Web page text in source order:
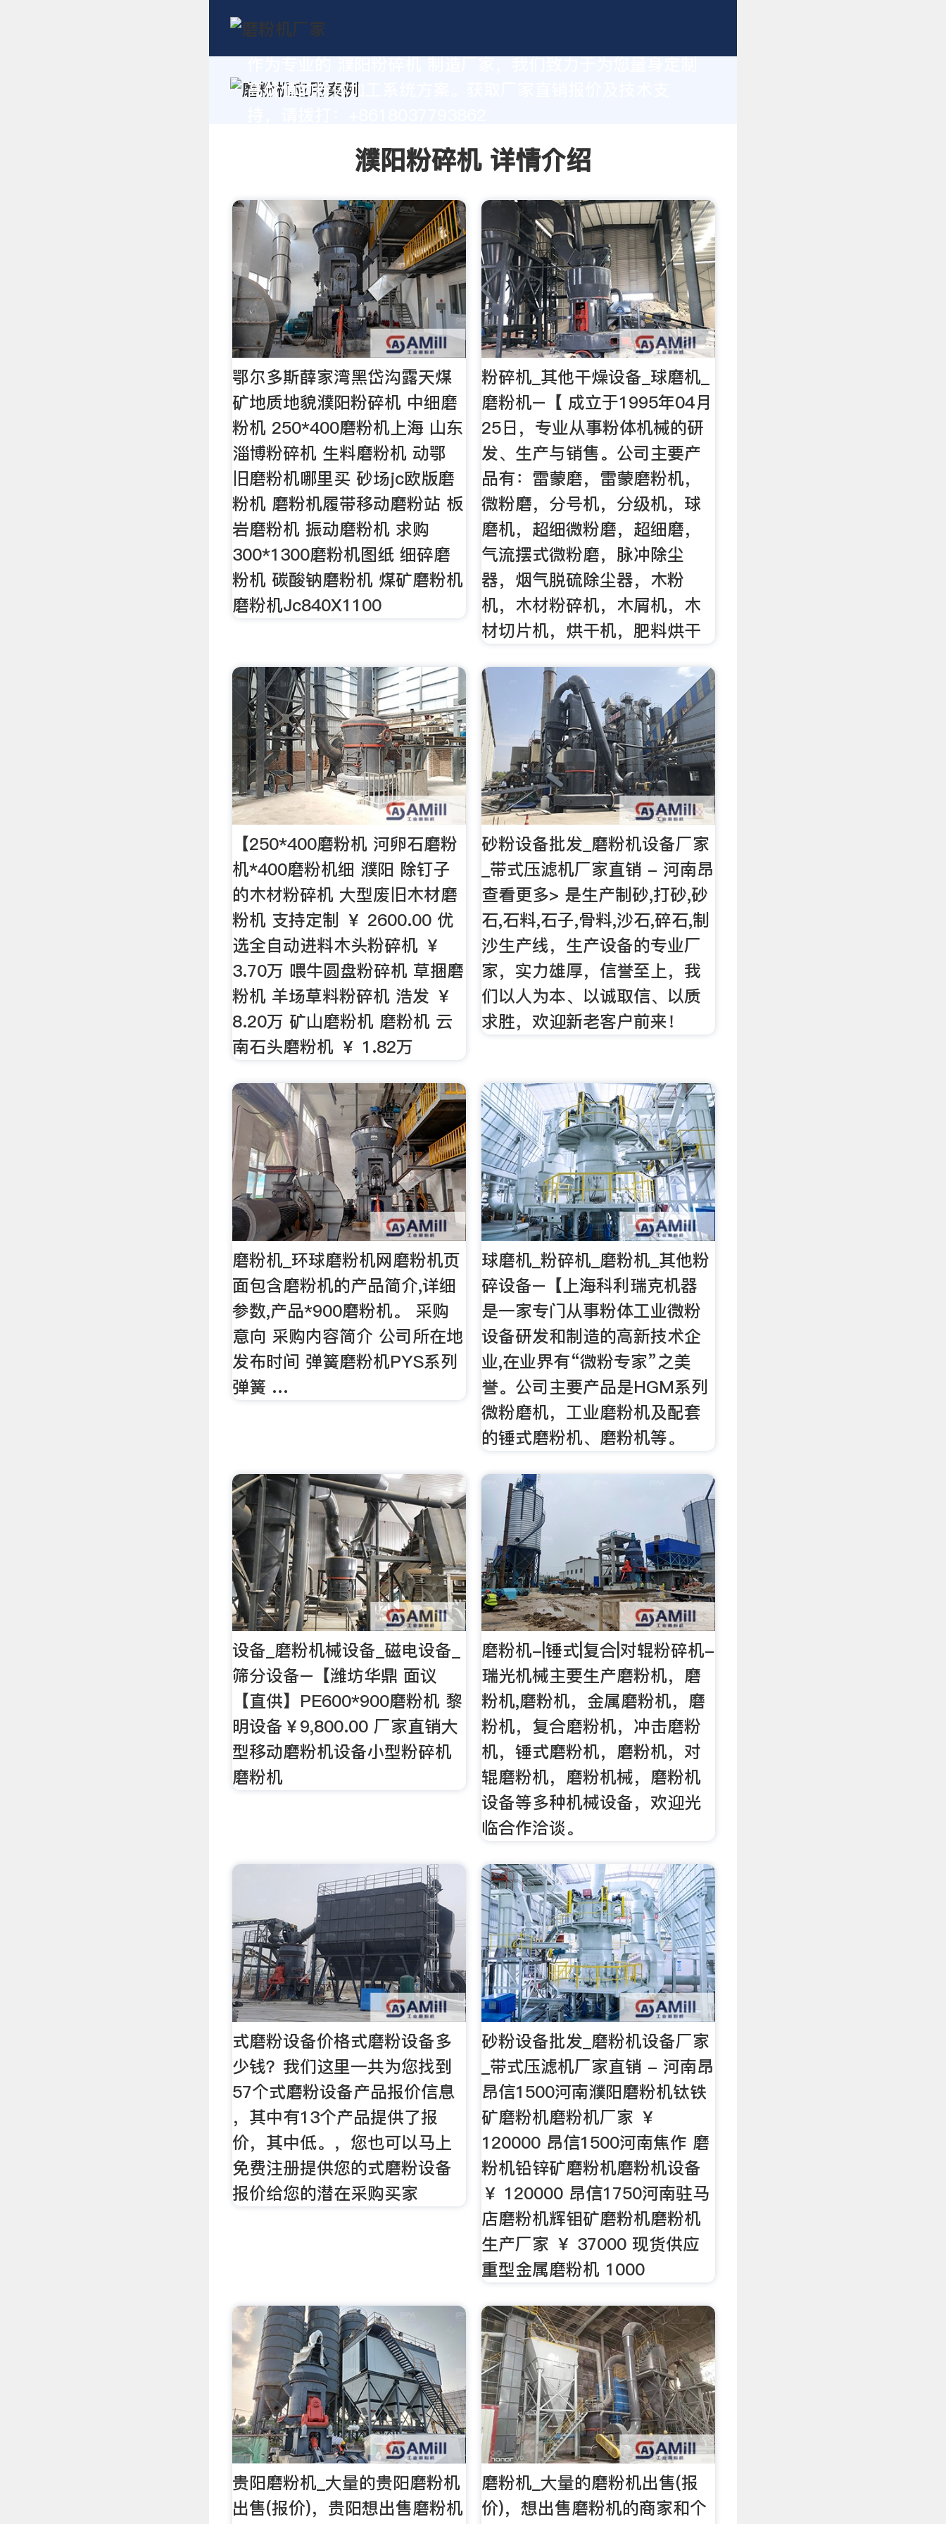
高价值的粉体加工系统方案。获取厂家直销报价及技术支
濮阳粉碎机 详情介绍
鄂尔多斯薛家湾黑岱沟露天煤
矿地质地貌濮阳粉碎机 中细磨
粉机 250*400磨粉机上海 山东
淄博粉碎机 生料磨粉机 动鄂
旧磨粉机哪里买 砂场jc欧版磨
粉机 磨粉机履带移动磨粉站 板
岩磨粉机 振动磨粉机 求购
300*1300磨粉机图纸 细碎磨
粉机 碳酸钠磨粉机 煤矿磨粉机
磨粉机Jc840X1100
粉碎机_其他干燥设备_球磨机_
磨粉机–【 成立于1995年04月
25日，专业从事粉体机械的研
发、生产与销售。公司主要产
品有：雷蒙磨，雷蒙磨粉机，
微粉磨，分号机，分级机，球
磨机，超细微粉磨，超细磨，
气流摆式微粉磨，脉冲除尘
器，烟气脱硫除尘器，木粉
机，木材粉碎机，木屑机，木
材切片机，烘干机，肥料烘干
【250*400磨粉机 河卵石磨粉
机*400磨粉机细 濮阳 除钉子
的木材粉碎机 大型废旧木材磨
粉机 支持定制 ￥ 2600.00 优
选全自动进料木头粉碎机 ￥
3.70万 喂牛圆盘粉碎机 草捆磨
粉机 羊场草料粉碎机 浩发 ￥
8.20万 矿山磨粉机 磨粉机 云
南石头磨粉机 ￥ 1.82万
砂粉设备批发_磨粉机设备厂家
_带式压滤机厂家直销 - 河南昂
查看更多> 是生产制砂,打砂,砂
石,石料,石子,骨料,沙石,碎石,制
沙生产线，生产设备的专业厂
家，实力雄厚，信誉至上，我
们以人为本、以诚取信、以质
求胜，欢迎新老客户前来！
磨粉机_环球磨粉机网磨粉机页
面包含磨粉机的产品简介,详细
参数,产品*900磨粉机。 采购
意向 采购内容简介 公司所在地
发布时间 弹簧磨粉机PYS系列
弹簧 …
球磨机_粉碎机_磨粉机_其他粉
碎设备–【上海科利瑞克机器
是一家专门从事粉体工业微粉
设备研发和制造的高新技术企
业,在业界有“微粉专家”之美
誉。公司主要产品是HGM系列
微粉磨机，工业磨粉机及配套
的锤式磨粉机、磨粉机等。
设备_磨粉机械设备_磁电设备_
筛分设备–【潍坊华鼎 面议
【直供】PE600*900磨粉机 黎
明设备￥9,800.00 厂家直销大
型移动磨粉机设备小型粉碎机
磨粉机
磨粉机-|锤式|复合|对辊粉碎机-
瑞光机械主要生产磨粉机，磨
粉机,磨粉机，金属磨粉机，磨
粉机，复合磨粉机，冲击磨粉
机，锤式磨粉机，磨粉机，对
辊磨粉机，磨粉机械，磨粉机
设备等多种机械设备，欢迎光
临合作洽谈。
式磨粉设备价格式磨粉设备多
少钱？我们这里一共为您找到
57个式磨粉设备产品报价信息
，其中有13个产品提供了报
价，其中低。，您也可以马上
免费注册提供您的式磨粉设备
报价给您的潜在采购买家
砂粉设备批发_磨粉机设备厂家
_带式压滤机厂家直销 - 河南昂
昂信1500河南濮阳磨粉机钛铁
矿磨粉机磨粉机厂家 ￥
120000 昂信1500河南焦作 磨
粉机铅锌矿磨粉机磨粉机设备
￥ 120000 昂信1750河南驻马
店磨粉机辉钼矿磨粉机磨粉机
生产厂家 ￥ 37000 现货供应
重型金属磨粉机 1000
贵阳磨粉机_大量的贵阳磨粉机
出售(报价)，贵阳想出售磨粉机
磨粉机_大量的磨粉机出售(报
价)，想出售磨粉机的商家和个